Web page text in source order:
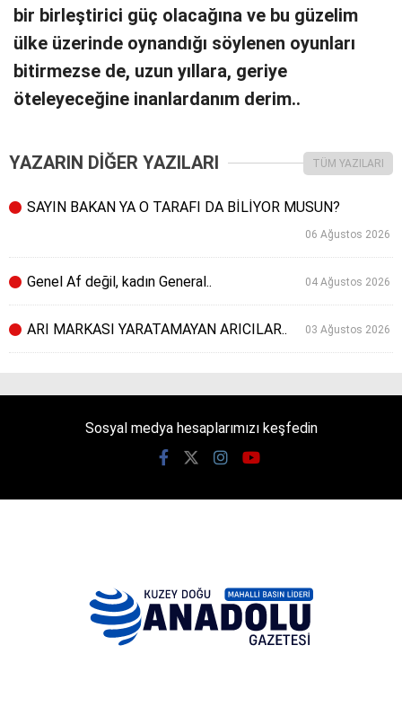
bir birleştirici güç olacağına ve bu güzelim
ülke üzerinde oynandığı söylenen oyunları
bitirmezse de, uzun yıllara, geriye
öteleyeceğine inanlardanım derim..
YAZARIN DİĞER YAZILARI TÜM YAZILARI
SAYIN BAKAN YA O TARAFI DA BİLİYOR MUSUN?
06 Ağustos 2026
Genel Af değil, kadın General.. 04 Ağustos 2026
ARI MARKASI YARATAMAYAN ARICILAR.. 03 Ağustos 2026
Sosyal medya hesaplarımızı keşfedin